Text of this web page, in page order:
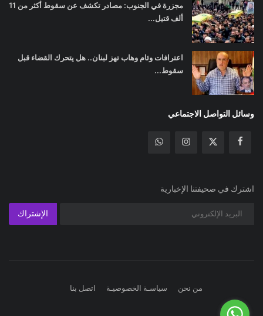
مجزرة في الجنوب: مصادر تكشف عن سقوط أكثر من 11
ألف قتيل...
اعترافات وئام وهاب تهز لبنان.. هل يتحرك القضاء قبل
سقوط...
وسائل التواصل الاجتماعي
اشترك في صحيفتنا الإخبارية
الإشتراك
من نحن سياسـة الخصوصيـة اتصل بنا